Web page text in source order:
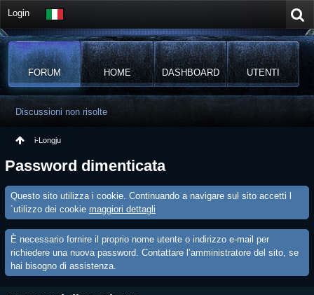
Login
FORUM HOME DASHBOARD UTENTI
Discussioni non risolte
i-Longju
Password dimenticata
Questo sito utilizza i cookie. Continuando a navigare sul sito accetti l
´utilizzo dei cookie maggiori dettagli
È necessario fornire il proprio nome utente o indirizzo e-mail per
richiedere una nuova password. Contattare l’amministratore del sito, se
hai bisogno di assistenza.